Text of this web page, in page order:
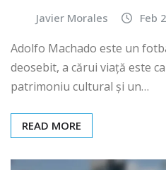
Javier Morales Feb
Adolfo Machado este un
deosebit, a cărui viață este
patrimoniu cultural și un…
READ MORE